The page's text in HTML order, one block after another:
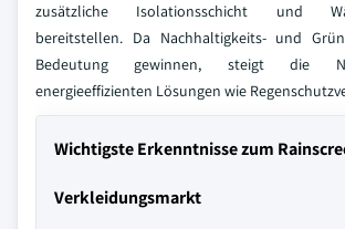
zusätzliche Isolationsschicht und
bereitstellen. Da Nachhaltigkeits- und
Bedeutung gewinnen, steigt die
energieeffizienten Lösungen wie
Wichtigste Erkenntnisse zum
Verkleidungsmarkt